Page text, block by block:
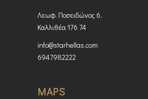
Λεωφ. Ποσειδώνος 6,
Καλλιθέα 176 74
info@starhellas.com
6947982222
MAPS